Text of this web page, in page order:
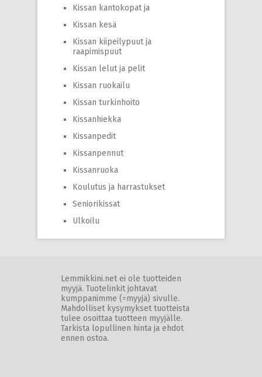
Kissan kantokopat ja
Kissan kesä
Kissan kiipeilypuut ja
raapimispuut
Kissan lelut ja pelit
Kissan ruokailu
Kissan turkinhoito
Kissanhiekka
Kissanpedit
Kissanpennut
Kissanruoka
Koulutus ja harrastukset
Seniorikissat
Ulkoilu
Lemmikkini.net ei ole tuotteiden
myyjä. Tuotelinkit johtavat
kumppanimme (=myyjä) sivulle.
Mahdolliset kysymykset tuotteista
tulee osoittaa tuotteen myyjälle.
Tarkista lopullinen hinta ja ehdot
ennen ostoa.